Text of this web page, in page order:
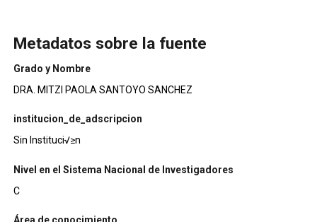
Metadatos sobre la fuente
Grado y Nombre
DRA. MITZI PAOLA SANTOYO SANCHEZ
institucion_de_adscripcion
Sin Instituci√≥n
Nivel en el Sistema Nacional de Investigadores
C